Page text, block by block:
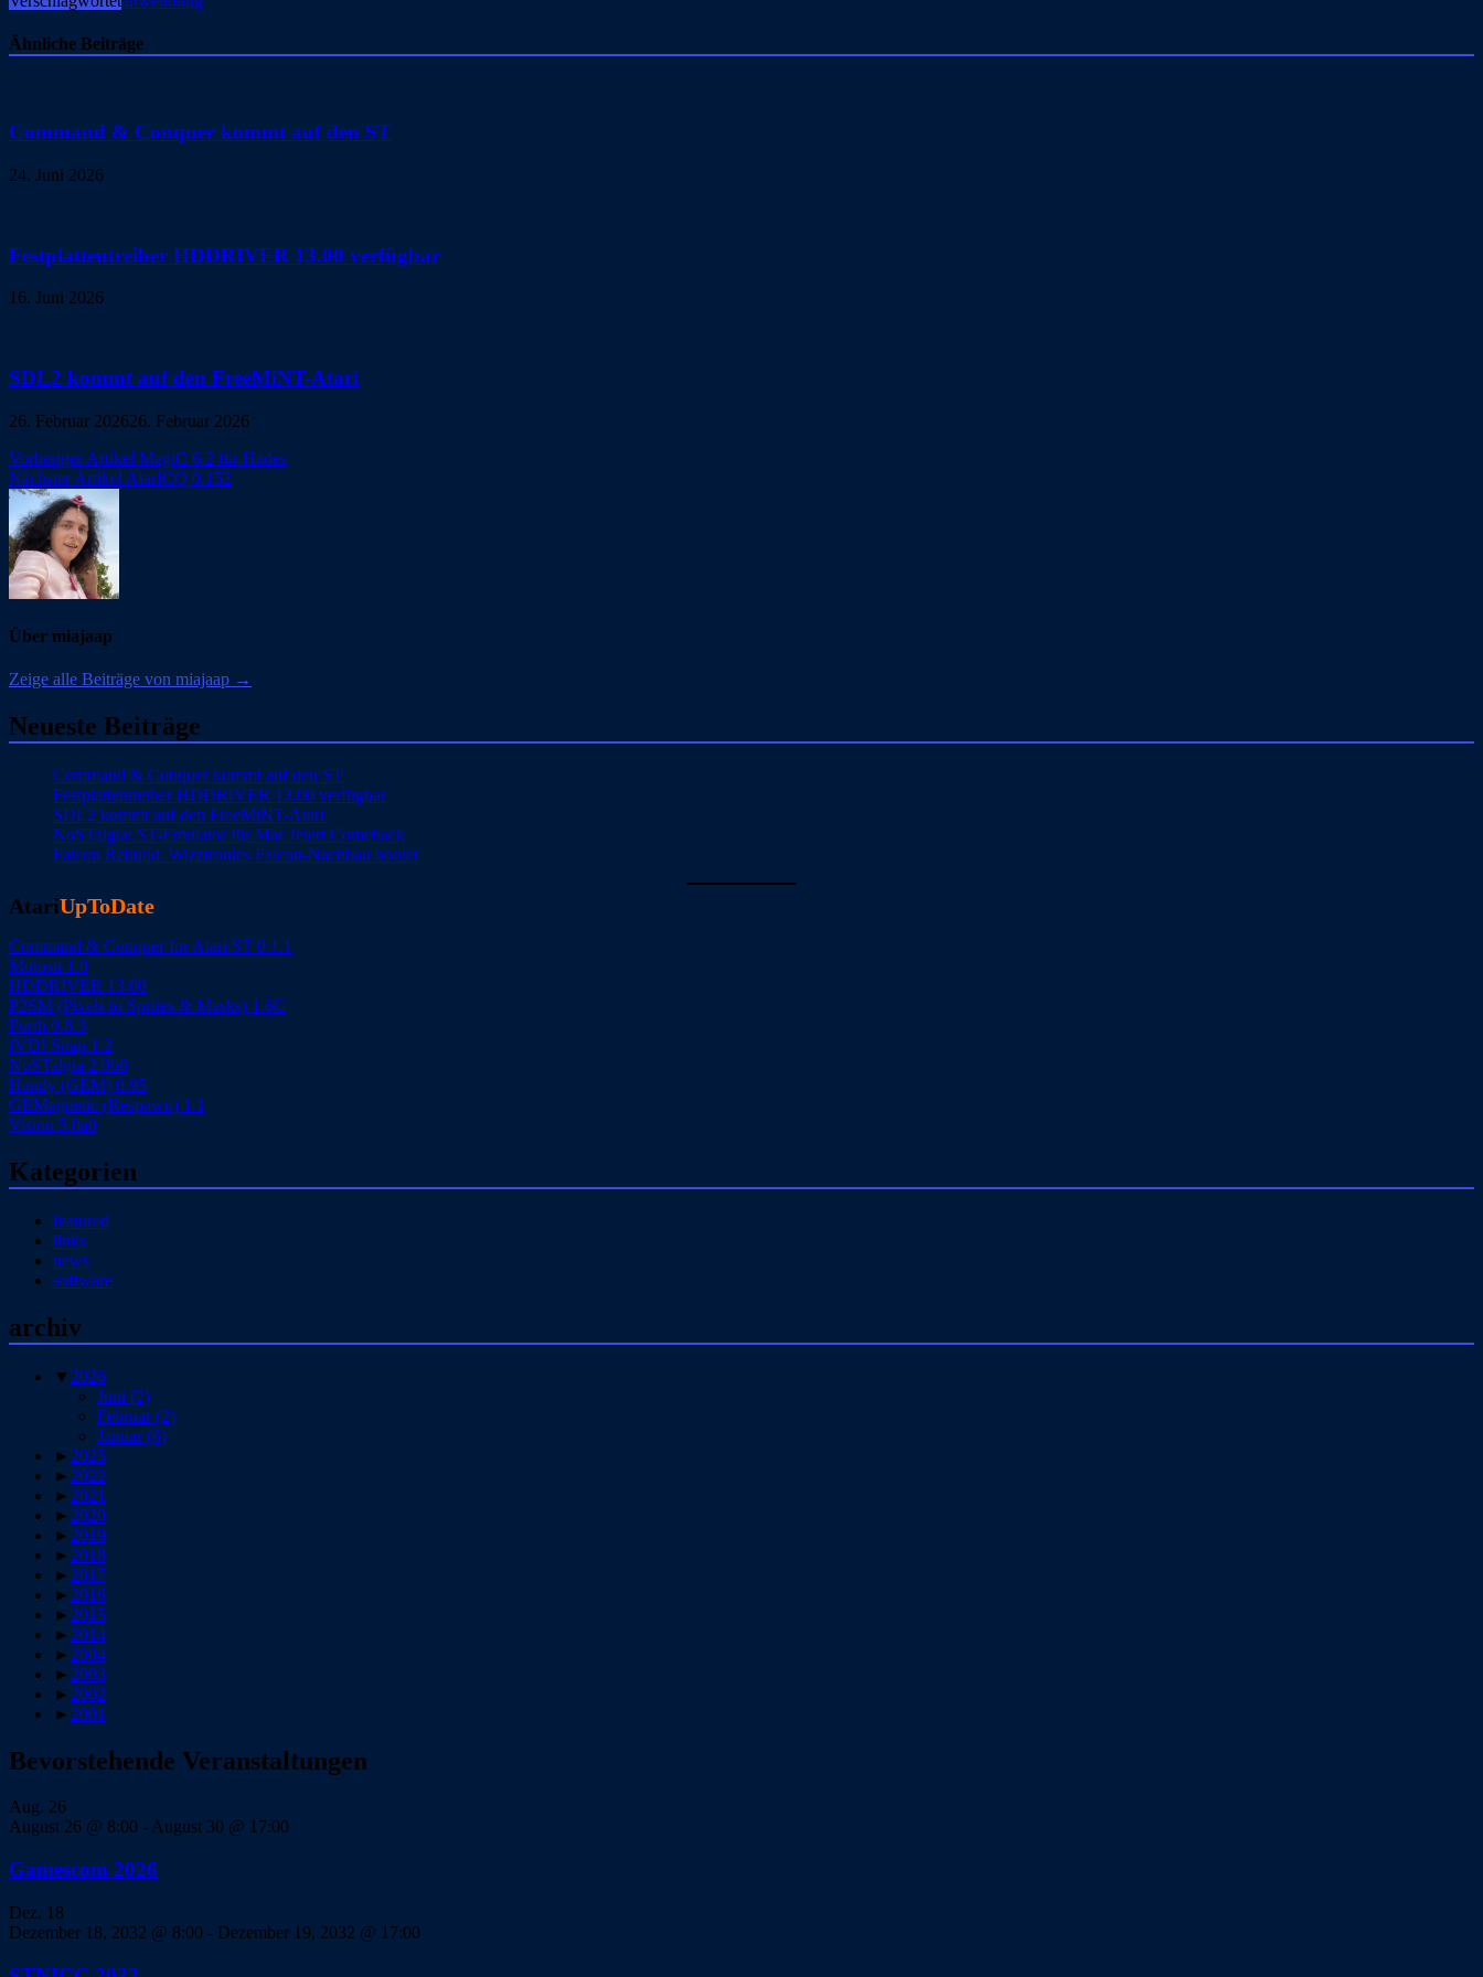
Ähnliche Beiträge
Command & Conquer kommt auf den ST
24. Juni 2026
Festplattentreiber HDDRIVER 13.00 verfügbar
16. Juni 2026
SDL2 kommt auf den FreeMiNT-Atari
26. Februar 202626. Februar 2026
Beitragsnavigation
Vorheriger Artikel MagiC 6.2 für Hades
Nächster Artikel AtarICQ 0.152
Über miajaap
Zeige alle Beiträge von miajaap →
Neueste Beiträge
Command & Conquer kommt auf den ST
Festplattentreiber HDDRIVER 13.00 verfügbar
SDL2 kommt auf den FreeMiNT-Atari
NoSTalgia: ST-Emulator für Mac feiert Comeback
Falcon Rebuild: Wizztronics Falcon-Nachbau bootet
AtariUpToDate
Command & Conquer for Atari ST 0.1.1
Motosu 1.0
HDDRIVER 13.00
P2SM (Pixels to Sprites & Masks) 1.6C
Forth 0.8.3
fVDI Snap 1.2
NoSTalgia 2.0b8
Handy (GEM) 0.95
GEMagnetic (Respawn) 1.1
Vision 5.0a0
Kategorien
featured
links
news
software
archiv
▼ 2026
Juni (2)
Februar(2)
Januar(6)
► 2025
► 2022
► 2021
► 2020
► 2019
► 2018
► 2017
► 2016
► 2015
► 2014
► 2004
► 2003
► 2002
► 2001
Bevorstehende Veranstaltungen
Aug. 26
August 26 @ 8:00 -August 30 @ 17:00
Gamescom 2026
Dez. 18
Dezember 18, 2032 @ 8:00 - Dezember 19, 2032 @ 17:00